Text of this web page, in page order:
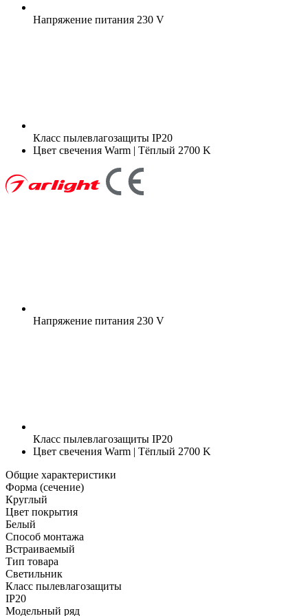
Напряжение питания 230 V
Класс пылевлагозащиты IP20
Цвет свечения Warm | Тёплый 2700 K
Напряжение питания 230 V
Класс пылевлагозащиты IP20
Цвет свечения Warm | Тёплый 2700 K
Общие характеристики
Форма (сечение)
Круглый
Цвет покрытия
Белый
Способ монтажа
Встраиваемый
Тип товара
Светильник
Класс пылевлагозащиты
IP20
Модельный ряд